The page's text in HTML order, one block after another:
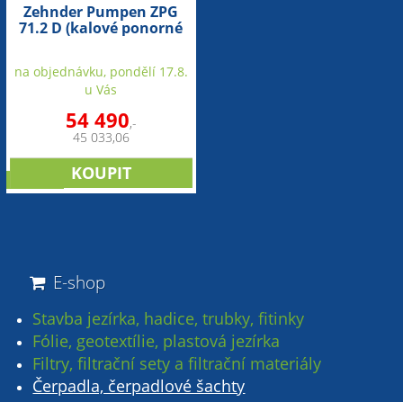
Zehnder Pumpen ZPG
71.2 D (kalové ponorné
na objednávku, pondělí 17.8.
u Vás
54 490,-
45 033,06
E-shop
Stavba jezírka, hadice, trubky, fitinky
Fólie, geotextílie, plastová jezírka
Filtry, filtrační sety a filtrační materiály
Čerpadla, čerpadlové šachty